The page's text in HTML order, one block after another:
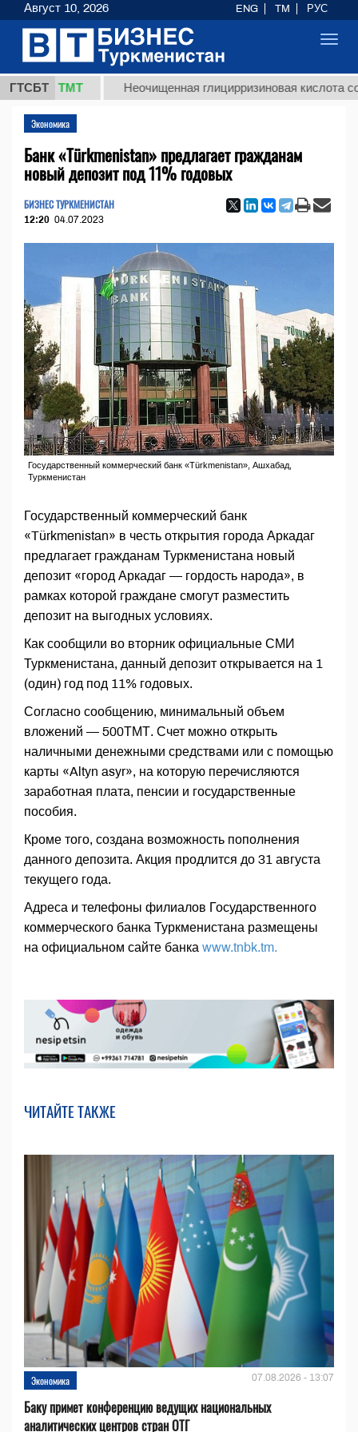
ГТСБТ
ТМТ Неочищенная глицирризиновая кислота
Экономика
Банк «Türkmenistan» предлагает гражданам
новый депозит под 11% годовых
БИЗНЕС ТУРКМЕНИСТАН
12:20 04.07.2023
Государственный коммерческий банк «Türkmenistan», Ашхабад,
Туркменистан
Государственный коммерческий банк
«Türkmenistan» в честь открытия города Аркадаг
предлагает гражданам Туркменистана новый
депозит «город Аркадаг — гордость народа», в
рамках которой граждане смогут разместить
депозит на выгодных условиях.
Как сообщили во вторник официальные СМИ
Туркменистана, данный депозит открывается на 1
(один) год под 11% годовых.
Согласно сообщению, минимальный объем
вложений — 500ТМТ. Счет можно открыть
наличными денежными средствами или с помощью
карты «Altyn asyr», на которую перечисляются
заработная плата, пенсии и государственные
пособия.
Кроме того, создана возможность пополнения
данного депозита. Акция продлится до 31 августа
текущего года.
Адреса и телефоны филиалов Государственного
коммерческого банка Туркменистана размещены
на официальном сайте банка www.tnbk.tm.
ЧИТАЙТЕ ТАКЖЕ
Экономика 07.08.2026 - 13:07
Баку примет конференцию ведущих национальных
аналитических центров стран ОТГ
Август 10, 2026 ENG TM РУС